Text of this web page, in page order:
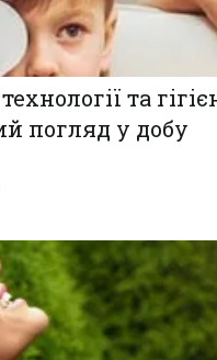
та
погляд у добу